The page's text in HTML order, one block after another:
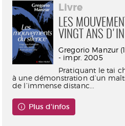
Livre
LES
VINGT ANS
Gregorio Manzur
- impr. 2005
Pratiquant le tai
à une démonstration d’un
de l’immense distanc...
Plus d'infos